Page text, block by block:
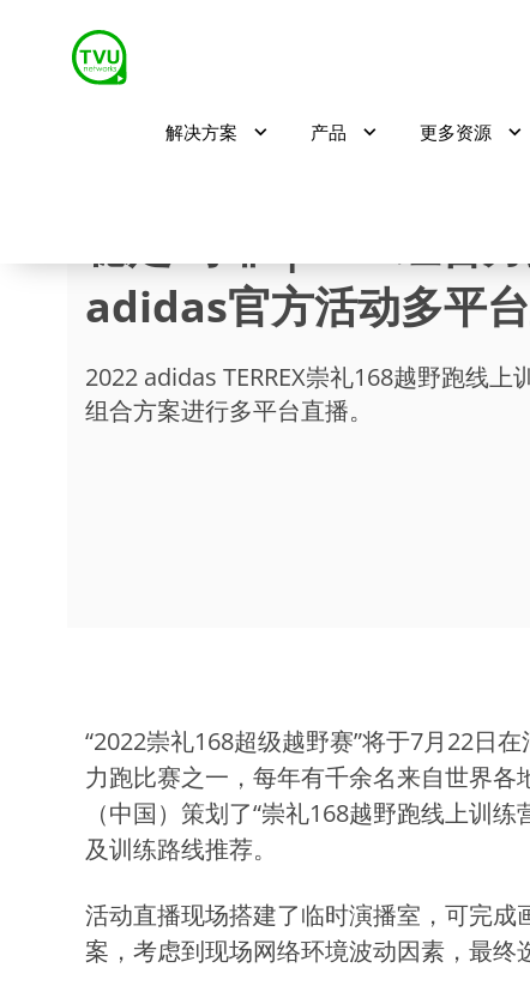
解决方案 产品 更多资源
adidas官方活动多平
2022 adidas TERREX崇礼168越野跑线上
组合方案进行多平台直播。
“2022崇礼168超级越野赛”将于7月22日
力跑比赛之一，每年有千余名来自世界
（中国）策划了“崇礼168越野跑线上训
及训练路线推荐。
活动直播现场搭建了临时演播室，可完
案，考虑到现场网络环境波动因素，最终